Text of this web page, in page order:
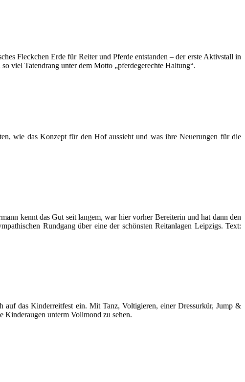
Fleckchen Erde für Reiter und Pferde entstanden – der erste Aktivstall in
viel Tatendrang unter dem Motto „pferdegerechte Haltung“.
wie das Konzept für den Hof aussieht und was ihre Neuerungen für die
kennt das Gut seit langem, war hier vorher Bereiterin und hat dann den
Rundgang über eine der schönsten Reitanlagen Leipzigs. Text:
auf das Kinderreitfest ein. Mit Tanz, Voltigieren, einer Dressurkür, Jump &
Kinderaugen unterm Vollmond zu sehen.